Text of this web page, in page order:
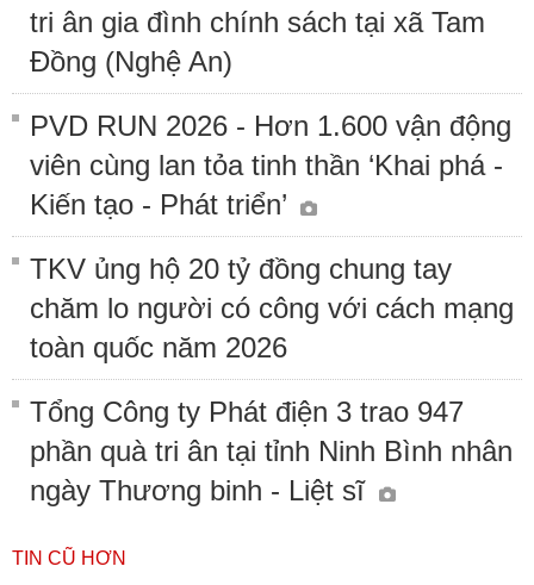
tri ân gia đình chính sách tại xã Tam
Đồng (Nghệ An)
PVD RUN 2026 - Hơn 1.600 vận động
viên cùng lan tỏa tinh thần ‘Khai phá -
Kiến tạo - Phát triển’
TKV ủng hộ 20 tỷ đồng chung tay
chăm lo người có công với cách mạng
toàn quốc năm 2026
Tổng Công ty Phát điện 3 trao 947
phần quà tri ân tại tỉnh Ninh Bình nhân
ngày Thương binh - Liệt sĩ
TIN CŨ HƠN